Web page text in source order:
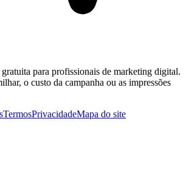
para profissionais de marketing digital.
o custo da campanha ou as impressões
TermosPrivacidadeMapa do site